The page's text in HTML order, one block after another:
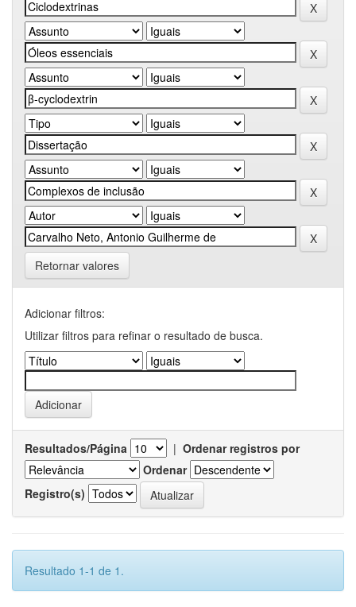
Retornar valores
Adicionar filtros:
Utilizar filtros para refinar o resultado de busca.
Resultados/Página | Ordenar registros por
Ordenar
Registro(s)
Resultado 1-1 de 1.